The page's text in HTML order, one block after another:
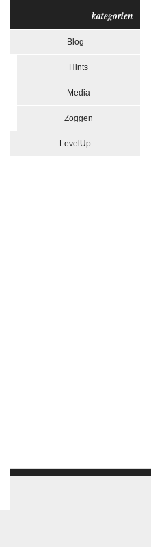
kategorien
Blog
Hints
Media
Zoggen
LevelUp